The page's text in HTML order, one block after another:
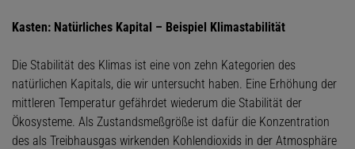
Kasten: Natürliches Kapital – Beispiel Klimastabilität
Die Stabilität des Klimas ist eine von zehn Kategorien des
natürlichen Kapitals, die wir untersucht haben. Eine Erhöhung der
mittleren Temperatur gefährdet wiederum die Stabilität der
Ökosysteme. Als Zustandsmeßgröße ist dafür die Konzentration
des als Treibhausgas wirkenden Kohlendioxids in der Atmosphäre